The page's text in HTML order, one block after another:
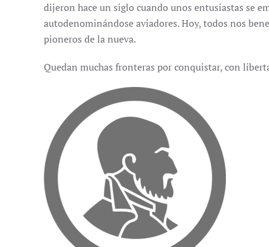
dijeron hace un siglo cuando unos entusiastas se
autodenominándose aviadores. Hoy, todos nos
pioneros de la nueva.
Quedan muchas fronteras por conquistar, con